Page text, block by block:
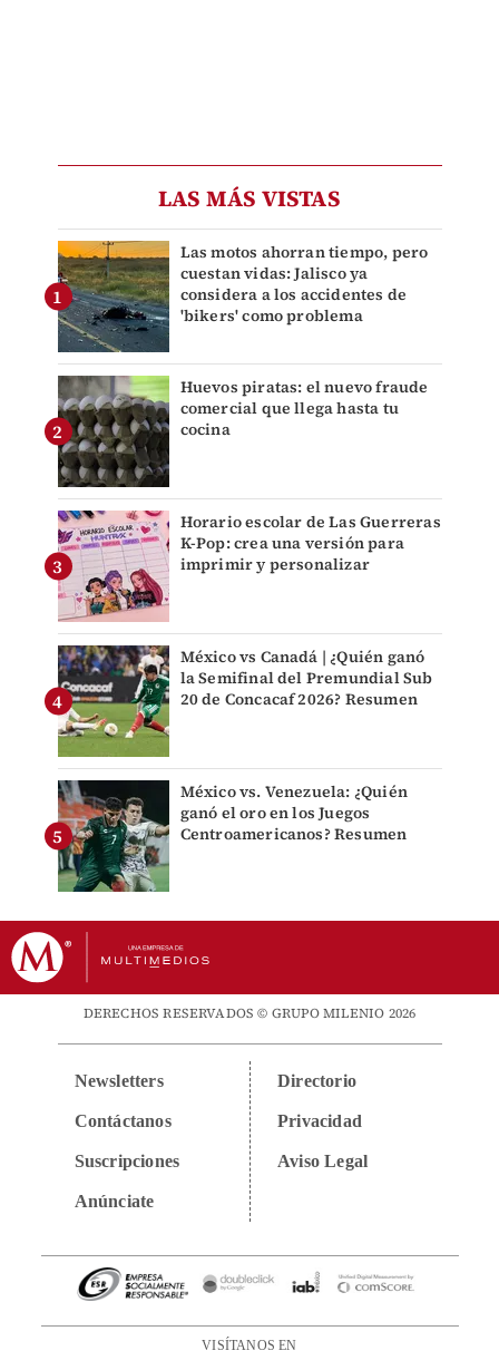
LAS MÁS VISTAS
Las motos ahorran tiempo, pero
cuestan vidas: Jalisco ya
considera a los accidentes de
'bikers' como problema
Huevos piratas: el nuevo fraude
comercial que llega hasta tu
cocina
Horario escolar de Las Guerreras
K-Pop: crea una versión para
imprimir y personalizar
México vs Canadá | ¿Quién ganó
la Semifinal del Premundial Sub
20 de Concacaf 2026? Resumen
México vs. Venezuela: ¿Quién
ganó el oro en los Juegos
Centroamericanos? Resumen
DERECHOS RESERVADOS © GRUPO MILENIO 2026
Newsletters
Contáctanos
Suscripciones
Anúnciate
Directorio
Privacidad
Aviso Legal
VISÍTANOS EN